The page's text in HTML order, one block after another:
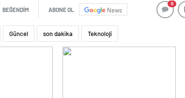
BEĞENDİM ABONE OL News
0
Güncel son dakika Teknoloji